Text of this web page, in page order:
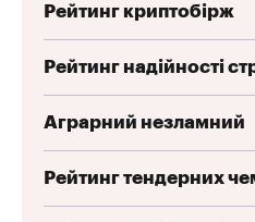
Рейтинг криптобірж
Рейтинг надійності
Аграрний незламний
Рейтинг тендерних